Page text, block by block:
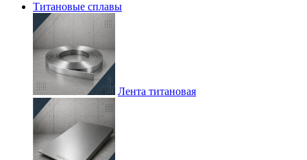
Титановые сплавы
Лента титановая